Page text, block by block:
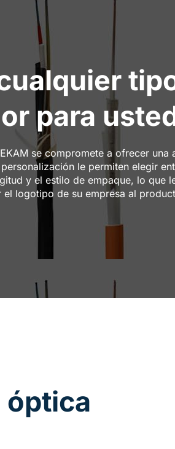
para
se compromete a ofrecer
le permiten elegir
y el estilo de empaque, lo que
logotipo de su empresa al
óptica